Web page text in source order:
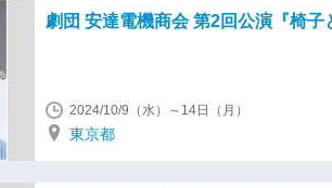
劇団 安達電機商会 第2回公演『椅子
2024/10/9（水）～14日（月）
東京都